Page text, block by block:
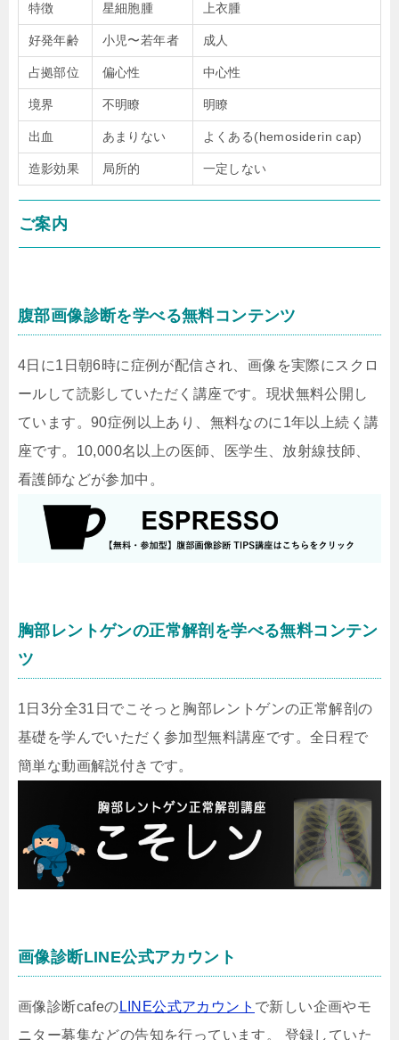
特徴 星細胞腫 上衣腫
好発年齢 小児〜若年者 成人
占拠部位 偏心性 中心性
境界 不明瞭 明瞭
出血 あまりない よくある(hemosiderin cap)
造影効果 局所的 一定しない
ご案内
腹部画像診断を学べる無料コンテンツ
4日に1日朝6時に症例が配信され、画像を実際にスクロ
ールして読影していただく講座です。現状無料公開し
ています。90症例以上あり、無料なのに1年以上続く講
座です。10,000名以上の医師、医学生、放射線技師、
看護師などが参加中。
胸部レントゲンの正常解剖を学べる無料コンテン
ツ
1日3分全31日でこそっと胸部レントゲンの正常解剖の
基礎を学んでいただく参加型無料講座です。全日程で
簡単な動画解説付きです。
画像診断LINE公式アカウント
画像診断cafeの LINE公式アカウント で新しい企画やモ
ニター募集などの告知を行っています。 登録していた